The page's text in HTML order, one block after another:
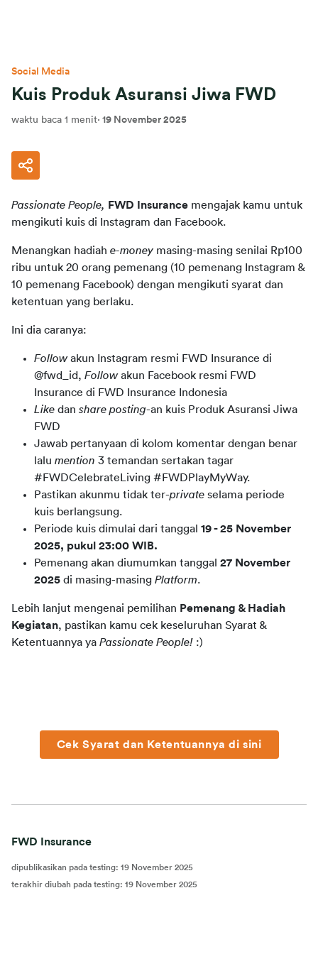
Social Media
Kuis Produk Asuransi Jiwa FWD
waktu baca 1 menit· 19 November 2025
Passionate People, FWD Insurance mengajak kamu untuk
mengikuti kuis di Instagram dan Facebook.
Menangkan hadiah e-money masing-masing senilai Rp100
ribu untuk 20 orang pemenang (10 pemenang Instagram &
10 pemenang Facebook) dengan mengikuti syarat dan
ketentuan yang berlaku.
Ini dia caranya:
Followakun Instagram resmi FWD Insurance di
@fwd_id, Followakun Facebook resmi FWD
Insurance di FWD Insurance Indonesia
Like dan share posting-an kuis Produk Asuransi Jiwa
FWD
Jawab pertanyaan di kolom komentar dengan benar
lalu mention 3 temandan sertakan tagar
#FWDCelebrateLiving #FWDPlayMyWay.
Pastikan akunmu tidak ter-private selama periode
kuis berlangsung.
Periode kuis dimulai dari tanggal 19 - 25 November
2025, pukul 23:00 WIB.
Pemenang akan diumumkan tanggal 27 November
2025 di masing-masing Platform.
Lebih lanjut mengenai pemilihan Pemenang & Hadiah
Kegiatan, pastikan kamu cek keseluruhan Syarat &
Ketentuannya ya Passionate People! :)
Cek Syarat dan Ketentuannya di sini
FWD Insurance
dipublikasikan pada testing: 19 November 2025
terakhir diubah pada testing: 19 November 2025